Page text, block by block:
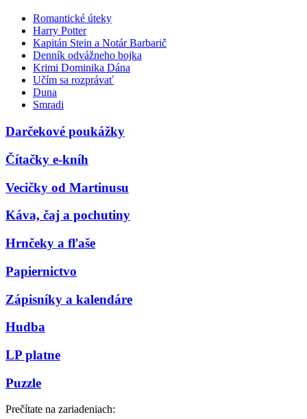
Romantické úteky
Harry Potter
Kapitán Stein a Notár Barbarič
Denník odvážneho bojka
Krimi Dominika Dána
Učím sa rozprávať
Duna
Smradi
Darčekové poukážky
Čítačky e-kníh
Vecičky od Martinusu
Káva, čaj a pochutiny
Hrnčeky a fľaše
Papiernictvo
Zápisníky a kalendáre
Hudba
LP platne
Puzzle
Prečítate na zariadeniach: